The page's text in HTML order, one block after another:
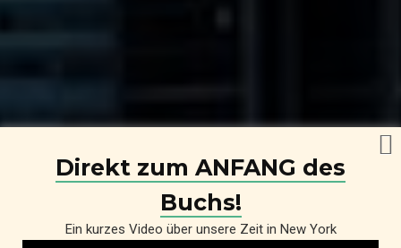
Direkt zum ANFANG des
Buchs!
Ein kurzes Video über unsere Zeit in New York